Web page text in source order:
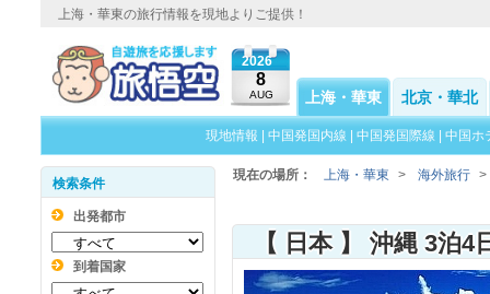
上海・華東の旅行情報を現地よりご提供！
2026
8
AUG 上海・華東 北京・華北
現地情報 中国発国内線 中国発国際線 中国ホ
検索条件
出発都市
到着国家
現在の場所： 上海・華東 > 海外旅行 >
【 日本 】 沖縄 3泊4